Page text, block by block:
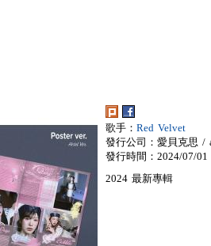
歌手： Red Velvet
發行公司：愛貝克思 /
發行時間：2024/07/01
2024 最新專輯